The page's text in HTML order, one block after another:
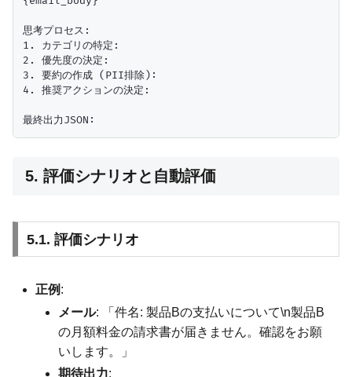
思考プロセス:
1. カテゴリの特定:
2. 優先度の決定:
3. 要約の作成 (PII排除):
4. 推奨アクションの決定:
5. 評価シナリオと自動評価
5.1. 評価シナリオ
正例 :
メール: 「件名: 製品Bの支払いについて\n製品B
の月額料金の請求書が届きません。確認をお願
いします。」
期待出力: